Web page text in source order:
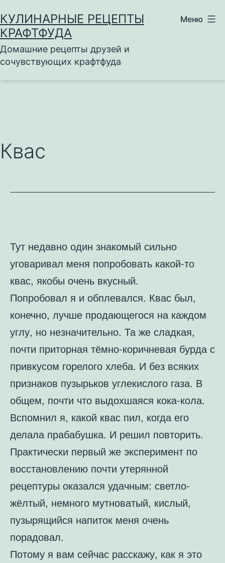
к
содержимому
КУЛИНАРНЫЕ РЕЦЕПТЫ
КРАФТФУДА
Домашние рецепты друзей и
сочувствующих крафтфуда
Меню
Квас
Тут недавно один знакомый сильно
уговаривал меня попробовать какой-то
квас, якобы очень вкусный.
Попробовал я и обплевался. Квас был,
конечно, лучше продающегося на каждом
углу, но незначительно. Та же сладкая,
почти приторная тёмно-коричневая бурда с
привкусом горелого хлеба. И без всяких
признаков пузырьков углекислого газа. В
общем, почти что выдохшаяся кока-кола.
Вспомнил я, какой квас пил, когда его
делала прабабушка. И решил повторить.
Практически первый же эксперимент по
восстановлению почти утерянной
рецептуры оказался удачным: светло-
жёлтый, немного мутноватый, кислый,
пузырящийся напиток меня очень
порадовал.
Потому я вам сейчас расскажу, как я это